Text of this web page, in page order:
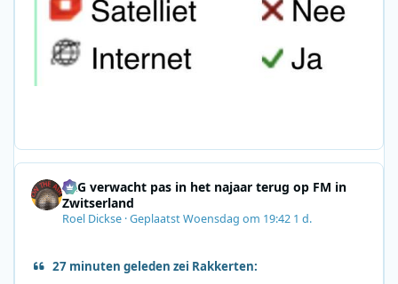
SRG verwacht pas in het najaar terug op FM in
Zwitserland
Roel Dickse ·GeplaatstWoensdag om 19:42 1 d.
27 minuten geleden zei Rakkerten: